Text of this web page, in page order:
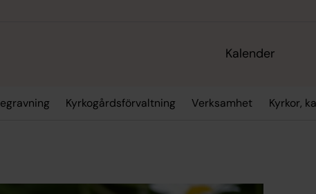
Kalender
Kyrkogårdsförvaltning Verksamhet Kyrkor,